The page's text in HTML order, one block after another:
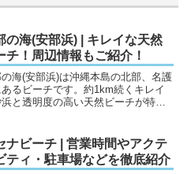
の海(安部浜) | キレイな天然
チ！周辺情報もご紹介！
海(安部浜)は沖縄本島の北部、名護
るビーチです。約1km続くキレイ
浜と透明度の高い天然ビーチが特徴
いないビーチですのでビーチ沿いで
くり時間を過ご...
ナビーチ | 営業時間やアクテ
ティ・駐車場などを徹底紹介